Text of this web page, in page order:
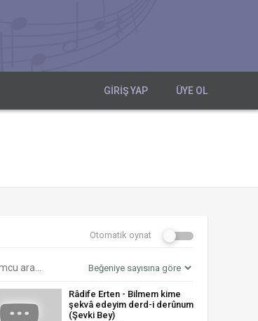
GIRIŞ YAP ÜYE OL
Otomatik oynat
Râdife Erten - Bilmem kime
şekvâ edeyim derd-i derûnum
(Şevki Bey)